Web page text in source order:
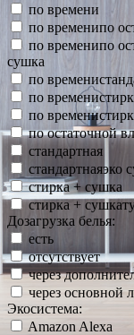
по времени
по временипо
по временипо
сушка
по
по
по
по остаточной
стандартная
стандартнаяэко
стирка + сушка
стирка +
Дозагрузка белья:
есть
отсутствует
через
через основной
Экосистема:
Amazon Alexa